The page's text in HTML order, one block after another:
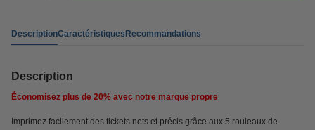
DescriptionCaractéristiquesRecommandations
Description
Économisez plus de 20% avec notre marque propre
Imprimez facilement des tickets nets et précis grâce aux 5 rouleaux de